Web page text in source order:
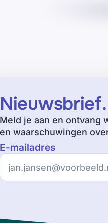
Nieuwsbrief.
Meld je aan en ontvang
en waarschuwingen
E-mailadres